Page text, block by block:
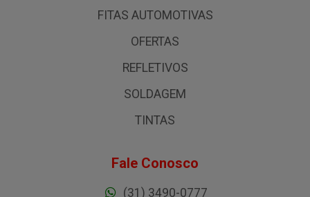
FITAS AUTOMOTIVAS
OFERTAS
REFLETIVOS
SOLDAGEM
TINTAS
Fale Conosco
(31) 3490-0777